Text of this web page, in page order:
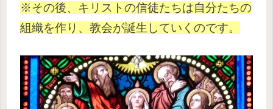
※その後、キリストの信徒たちは自分たちの
組織を作り、教会が誕生していくのです。